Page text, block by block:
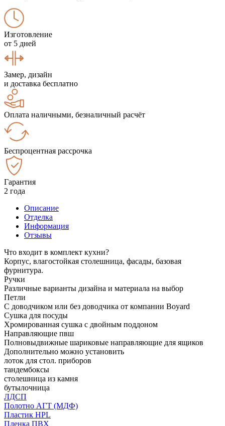
Изготовление
от 5 дней
Замер, дизайн
и доставка бесплатно
Оплата наличными, безналичный расчёт
Беспроцентная рассрочка
Гарантия
2 года
Описание
Отделка
Информация
Отзывы
Что входит в комплект кухни?
Корпус, влагостойкая столешница, фасады, базовая
фурнитура.
Ручки
Различные варианты дизайна и материала на выбор
Петли
С доводчиком или без доводчика от компании Boyard
Сушка для посуды
Хромированная сушка с двойным поддоном
Направляющие пвш
Полновыдвижные шариковые направляющие для ящиков
Дополнительно можно установить
лоток для стол. приборов
тандембоксы
столешница из камня
бутылочница
ЛДСП
Полотно АГТ (МДФ)
Пластик HPL
Пленка ПВХ